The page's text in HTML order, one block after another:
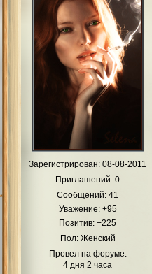
Зарегистрирован: 08-08-2011
Приглашений: 0
Сообщений: 41
Уважение: +95
Позитив: +225
Пол:Женский
Провел на форуме:
4 дня 2 часа